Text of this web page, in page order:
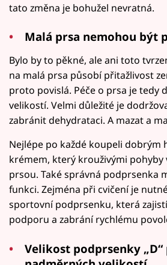
tato změna je bohužel nevratná.
Malá prsa nemohou být
Bylo by to pěkné, ale ani toto
na malá prsa působí přitažlivost
proto povislá. Péče o prsa je tedy
velikostí. Velmi důležité je
zabránit dehydrataci. A mazat a
Nejlépe po každé koupeli dobrým
krémem, který krouživými pohyby
prsou. Také správná podprsenka
funkci. Zejména při cvičení je
sportovní podprsenku, která
podporu a zabrání rychlému
Velikost podprsenky